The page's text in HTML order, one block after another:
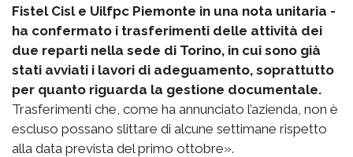
Fistel Cisl e Uilfpc Piemonte in una nota unitaria -
ha confermato i trasferimenti delle attività dei
due reparti nella sede di Torino, in cui sono già
stati avviati i lavori di adeguamento, soprattutto
per quanto riguarda la gestione documentale.
Trasferimenti che, come ha annunciato l’azienda, non è
escluso possano slittare di alcune settimane rispetto
alla data prevista del primo ottobre».